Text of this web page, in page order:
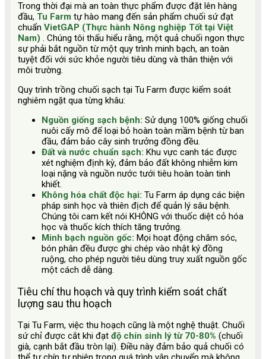
Trong thời đại mà an toàn thực phẩm được đặt lên hàng
đầu, Tu Farm tự hào mang đến sản phẩm chuối sứ đạt
chuẩn VietGAP (Thực hành Nông nghiệp Tốt tại Việt
Nam) . Chúng tôi thấu hiểu rằng, một quả chuối ngon thực
sự phải bắt nguồn từ một quy trình minh bạch, an toàn
tuyệt đối với sức khỏe người tiêu dùng và thân thiện với
môi trường.
Quy trình trồng chuối sạch tại Tu Farm được kiểm soát
nghiêm ngặt qua từng khâu:
Nguồn giống sạch bệnh: Sử dụng 100% giống chuối
nuôi cấy mô để loại bỏ hoàn toàn mầm bệnh từ ban
đầu, đảm bảo cây sinh trưởng đồng đều.
Đất và nước chuẩn sạch: Khu vực canh tác được
xét nghiệm định kỳ, đảm bảo đất không nhiễm kim
loại nặng và nguồn nước tưới tiêu hoàn toàn tinh
khiết.
Không hóa chất độc hại: Tu Farm áp dụng các biện
pháp sinh học và thiên địch để quản lý sâu bệnh.
Chúng tôi cam kết nói KHÔNG với thuốc diệt cỏ hóa
học và thuốc kích thích tăng trưởng.
Minh bạch nguồn gốc: Mọi hoạt động chăm sóc,
bón phân đều được ghi chép vào nhật ký đồng
ruộng, cho phép người tiêu dùng truy xuất nguồn gốc
một cách dễ dàng.
Tiêu chí thu hoạch và quy trình kiểm soát chất
lượng sau thu hoạch
Tại Tu Farm, việc thu hoạch cũng là một nghệ thuật. Chuối
sứ chỉ được cắt khi đạt độ chín sinh lý từ 70-80% (chuối
già, cạnh bắt đầu tròn lại). Điều này đảm bảo quả chuối có